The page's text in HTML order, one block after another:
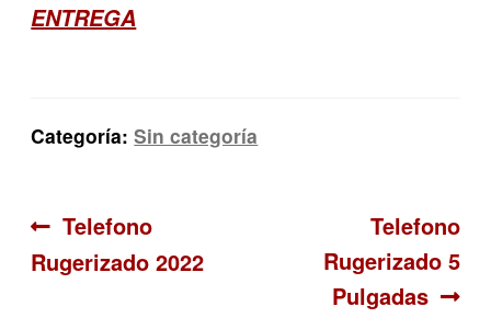
ENTREGA
Categoría:Sin categoría
Navegación
de
Anterior:
Telefono
Rugerizado 2022
Siguiente:
Telefono
Rugerizado 5
Pulgadas